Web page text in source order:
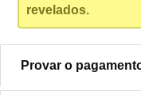
revelados.
Provar o